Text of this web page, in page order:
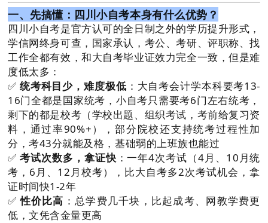
一、先搞懂：四川小自考本身有什么优势？
四川小自考是官方认可的全日制之外的学历提升形式，
学信网终身可查，国家承认，考公、考研、评职称、找
工作全都有效，和大自考毕业证效力完全一致，但是难
度低太多：
✅ 统考科目少，难度极低 ：大自考会计学本科要考13-
16门全都是国家统考，小自考只需要考6门左右统考，
剩下的都是校考（学校出题、组织考试，考前给复习资
料，通过率90%+），部分院校还支持统考过程性加
分，考43分就能及格，基础弱的上班族也能过
✅ 考试次数多，拿证快 ：一年4次考试（4月、10月统
考，6月、12月校考），比大自考多2次考试机会，拿
证时间快1-2年
✅性价比高 ：总学费几千块，比起成考、网教学费更
低，文凭含金量更高